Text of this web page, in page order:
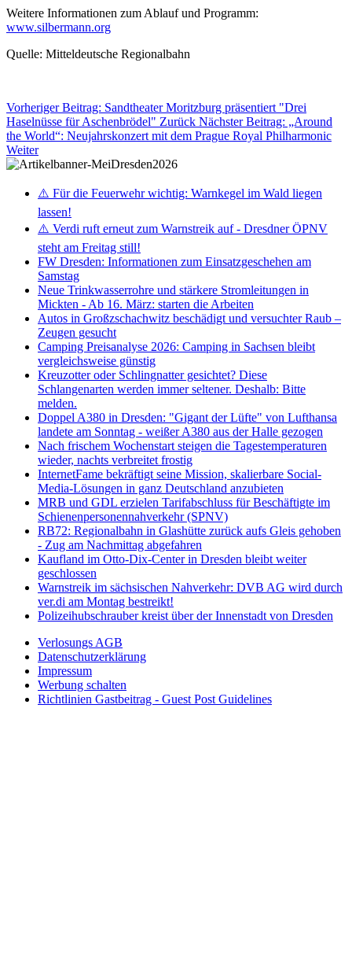
Weitere Informationen zum Ablauf und Programm:
www.silbermann.org
Quelle: Mitteldeutsche Regionalbahn
Vorheriger Beitrag: Sandtheater Moritzburg präsentiert "Drei
Haselnüsse für Aschenbrödel" Zurück Nächster Beitrag: „Around
the World“: Neujahrskonzert mit dem Prague Royal Philharmonic
Weiter
⚠️ Für die Feuerwehr wichtig: Warnkegel im Wald liegen
lassen!
⚠️ Verdi ruft erneut zum Warnstreik auf - Dresdner ÖPNV
steht am Freitag still!
FW Dresden: Informationen zum Einsatzgeschehen am
Samstag
Neue Trinkwasserrohre und stärkere Stromleitungen in
Mickten - Ab 16. März: starten die Arbeiten
Autos in Großzschachwitz beschädigt und versuchter Raub –
Zeugen gesucht
Camping Preisanalyse 2026: Camping in Sachsen bleibt
vergleichsweise günstig
Kreuzotter oder Schlingnatter gesichtet? Diese
Schlangenarten werden immer seltener. Deshalb: Bitte
melden.
Doppel A380 in Dresden: "Gigant der Lüfte" von Lufthansa
landete am Sonntag - weißer A380 aus der Halle gezogen
Nach frischem Wochenstart steigen die Tagestemperaturen
wieder, nachts verbreitet frostig
InternetFame bekräftigt seine Mission, skalierbare Social-
Media-Lösungen in ganz Deutschland anzubieten
MRB und GDL erzielen Tarifabschluss für Beschäftigte im
Schienenpersonennahverkehr (SPNV)
RB72: Regionalbahn in Glashütte zurück aufs Gleis gehoben
- Zug am Nachmittag abgefahren
Kaufland im Otto-Dix-Center in Dresden bleibt weiter
geschlossen
Warnstreik im sächsischen Nahverkehr: DVB AG wird durch
ver.di am Montag bestreikt!
Polizeihubschrauber kreist über der Innenstadt von Dresden
Verlosungs AGB
Datenschutzerklärung
Impressum
Werbung schalten
Richtlinien Gastbeitrag - Guest Post Guidelines